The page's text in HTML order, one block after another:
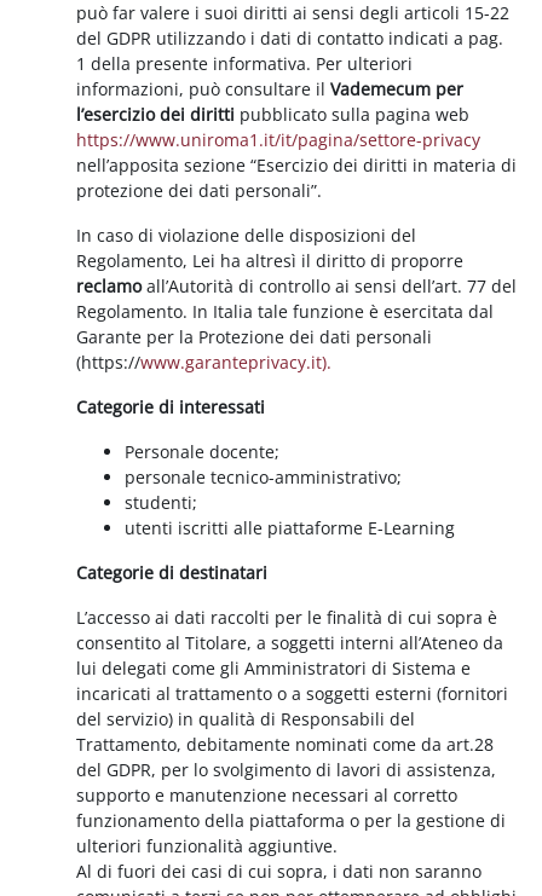
può far valere i suoi diritti ai sensi degli articoli 15-22
del GDPR utilizzando i dati di contatto indicati a pag.
1 della presente informativa. Per ulteriori
informazioni, può consultare ilVademecum per
l’esercizio dei diritti pubblicato sulla pagina web
https://www.uniroma1.it/it/pagina/settore-privacy
nell’apposita sezione “Esercizio dei diritti in materia di
protezione dei dati personali”.
In caso di violazione delle disposizioni del
Regolamento, Lei ha altresì il diritto di proporre
reclamoall’Autorità di controllo ai sensi dell’art. 77 del
Regolamento. In Italia tale funzione è esercitata dal
Garante per la Protezione dei dati personali
(https://www.garanteprivacy.it).
Categorie di interessati
Personale docente;
personale tecnico-amministrativo;
studenti;
utenti iscritti alle piattaforme E-Learning
Categorie di destinatari
L’accesso ai dati raccolti per le finalità di cui sopra è
consentito al Titolare, a soggetti interni all’Ateneo da
lui delegati come gli Amministratori di Sistema e
incaricati al trattamento o a soggetti esterni (fornitori
del servizio) in qualità di Responsabili del
Trattamento, debitamente nominati come da art.28
del GDPR, per lo svolgimento di lavori di assistenza,
supporto e manutenzione necessari al corretto
funzionamento della piattaforma o per la gestione di
ulteriori funzionalità aggiuntive.
Al di fuori dei casi di cui sopra, i dati non saranno